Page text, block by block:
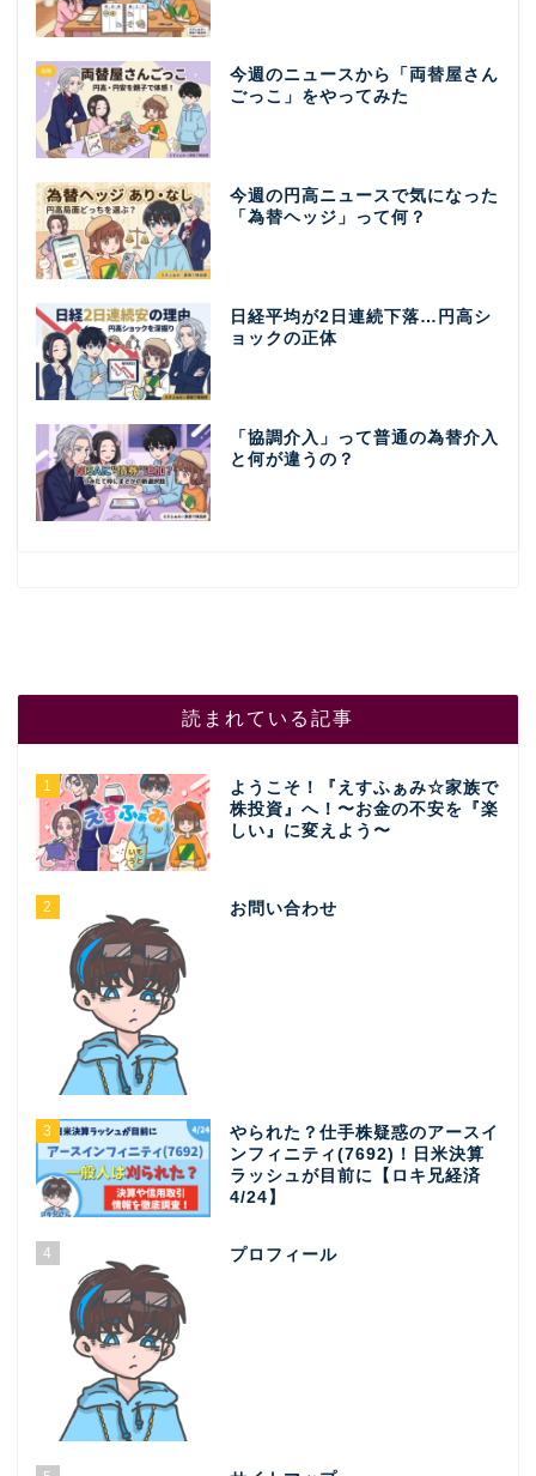
今週のニュースから「両替屋さん
ごっこ」をやってみた
今週の円高ニュースで気になった
「為替ヘッジ」って何？
日経平均が2日連続下落…円高シ
ョックの正体
「協調介入」って普通の為替介入
と何が違うの？
読まれている記事
1
ようこそ！『えすふぁみ☆家族で
株投資』へ！〜お金の不安を『楽
しい』に変えよう〜
2 お問い合わせ
3
やられた？仕手株疑惑のアースイ
ンフィニティ(7692)！日米決算
ラッシュが目前に【ロキ兄経済
4/24】
4 プロフィール